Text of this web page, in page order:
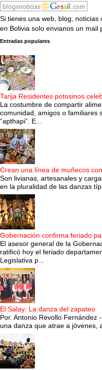
Si tienes una web, blog,
en Bolivia solo envianos un mail
Entradas populares
Tarija Residentes potosinos
La costumbre de compartir
comunidad, amigos o familiares
“apthapi”. E...
Crean una línea de muñecos
Son livianas, artesanales y
en la pluralidad de las danzas
Gobernación confirma feriado
El asesor general de la
ratificó hoy el feriado
Legislativa p...
El Salay: La danza del zapateo
Por. Antonio Revollo Fernández
una danza que atrae a jóvenes,